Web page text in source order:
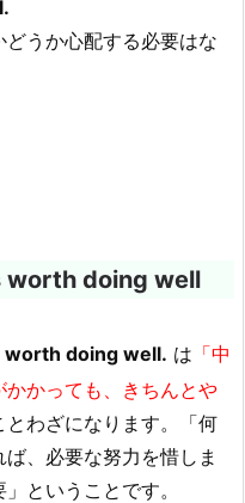
うか心配する必要はな
worth doing well
worth doing well. は 「中
かっても、きちんとや
とわざになります。「何
、必要な努力を惜しま
ということです。